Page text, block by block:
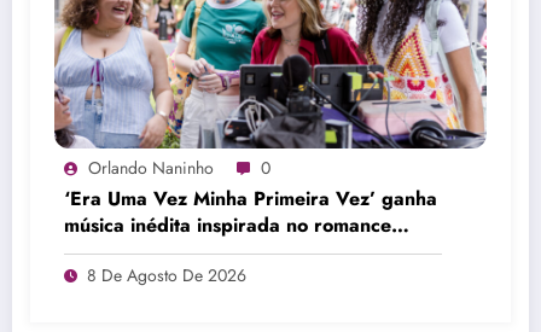
Orlando Naninho 0
‘Era Uma Vez Minha Primeira Vez’ ganha
música inédita inspirada no romance
entre Tavinho e Tuca
8 De Agosto De 2026